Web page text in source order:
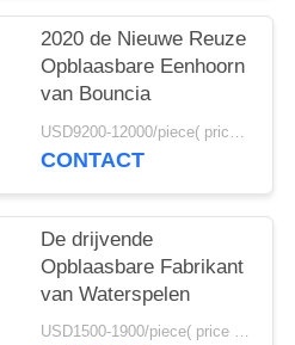
2020 de Nieuwe Reuze
Opblaasbare Eenhoorn
van Bouncia
USD9200-12000/piece( price just for reference, detailed prices need to be confirmed) MOQ:1PC
CONTACT
De drijvende
Opblaasbare Fabrikant
van Waterspelen
USD1500-1900/piece( price just for reference, detailed prices need to be confirmed) MOQ:1PC